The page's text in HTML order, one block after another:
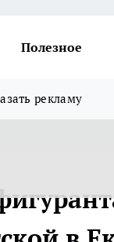
Полезное
рекламу